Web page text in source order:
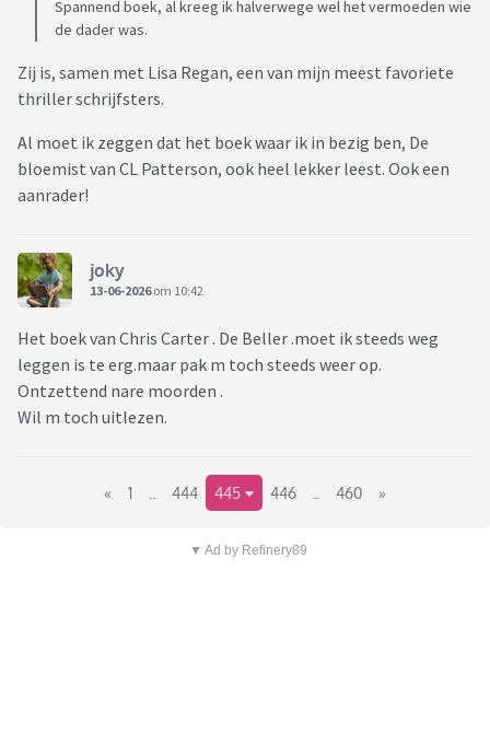
Spannend boek, al kreeg ik halverwege wel het vermoeden wie
de dader was.
Zij is, samen met Lisa Regan, een van mijn meest favoriete
thriller schrijfsters.
Al moet ik zeggen dat het boek waar ik in bezig ben, De
bloemist van CL Patterson, ook heel lekker leest. Ook een
aanrader!
joky
13-06-2026om 10:42
Het boek van Chris Carter . De Beller .moet ik steeds weg
leggen is te erg.maar pak m toch steeds weer op.
Ontzettend nare moorden .
Wil m toch uitlezen.
« 1 444 445 446 460 »
▼ Ad by Refinery89